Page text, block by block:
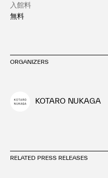
入館料
無料
ORGANIZERS
KOTARO NUKAGA
RELATED PRESS RELEASES